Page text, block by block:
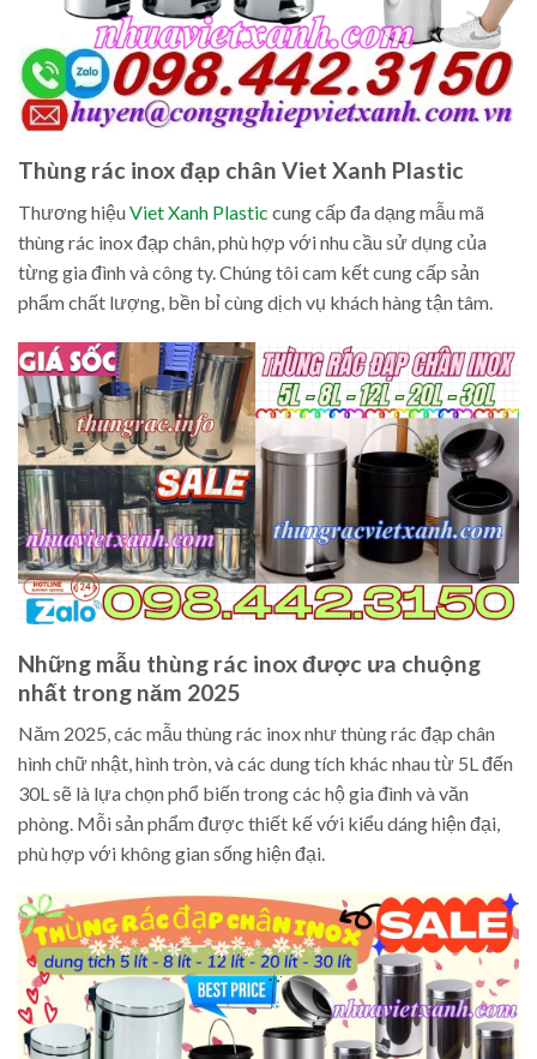
Thùng rác inox đạp chân Viet Xanh Plastic
Thương hiệuViet Xanh Plastic cung cấp đa dạng mẫu mã
thùng rác inox đạp chân, phù hợp với nhu cầu sử dụng của
từng gia đình và công ty. Chúng tôi cam kết cung cấp sản
phẩm chất lượng, bền bỉ cùng dịch vụ khách hàng tận tâm.
Những mẫu thùng rác inox được ưa chuộng
nhất trong năm 2025
Năm 2025, các mẫu thùng rác inox như thùng rác đạp chân
hình chữ nhật, hình tròn, và các dung tích khác nhau từ 5L đến
30L sẽ là lựa chọn phổ biến trong các hộ gia đình và văn
phòng. Mỗi sản phẩm được thiết kế với kiểu dáng hiện đại,
phù hợp với không gian sống hiện đại.